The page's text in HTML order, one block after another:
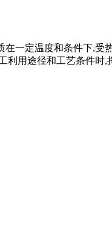
一定温度和条件下,
利用途径和工艺条件时,